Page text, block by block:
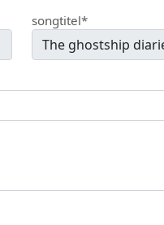
songtitel*